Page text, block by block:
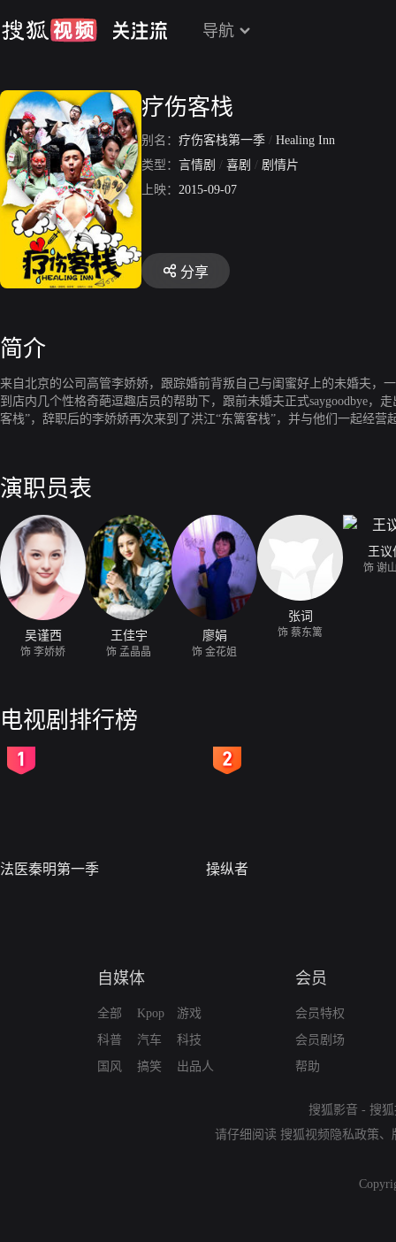
导航
疗伤客栈
别名： 疗伤客栈第一季 / Healing Inn
类型： 言情剧 / 喜剧 / 剧情片
上映： 2015-09-07
分享
简介
来自北京的公司高管李娇娇，跟踪婚前背叛自己与闺蜜好上的未婚夫，
到店内几个性格奇葩逗趣店员的帮助下，跟前未婚夫正式saygoodbye
客栈”，辞职后的李娇娇再次来到了洪江“东篱客栈”，并与他们一起经营
演职员表
吴谨西
饰 李娇娇
王佳宇
饰 孟晶晶
廖娟
饰 金花姐
张词
饰 蔡东篱
王议
饰 谢
电视剧排行榜
法医秦明第一季 操纵者
自媒体
全部
科普
国风
Kpop
汽车
搞笑
游戏
科技
出品人
会员
会员特权
会员剧场
帮助
搜狐影音 - 搜
请仔细阅读 搜狐视频隐私政策、